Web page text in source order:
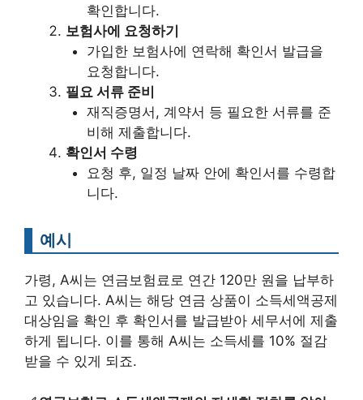
확인합니다.
보험사에 요청하기
가입한 보험사에 연락해 확인서 발급을
요청합니다.
필요 서류 준비
재직증명서, 계약서 등 필요한 서류를 준
비해 제출합니다.
확인서 수령
요청 후, 일정 날짜 안에 확인서를 수령합
니다.
예시
가령, A씨는 연금보험료로 연간 120만 원을 납부하
고 있습니다. A씨는 해당 연금 상품이 소득세액공제
대상임을 확인 후 확인서를 발급받아 세무서에 제출
하게 됩니다. 이를 통해 A씨는 소득세를 10% 절감
받을 수 있게 되죠.